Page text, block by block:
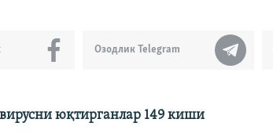
Озодлик Telegram
юқтирганлар 149 киши